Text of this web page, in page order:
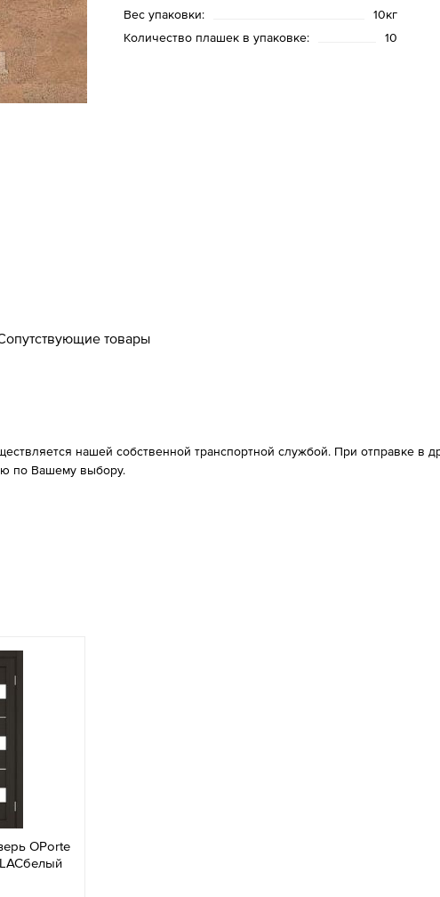
Вес упаковки:
10кг
Количество плашек в упаковке:
10
товары
нашей собственной транспортной службой. При отправке в
по Вашему выбору.
OPorte